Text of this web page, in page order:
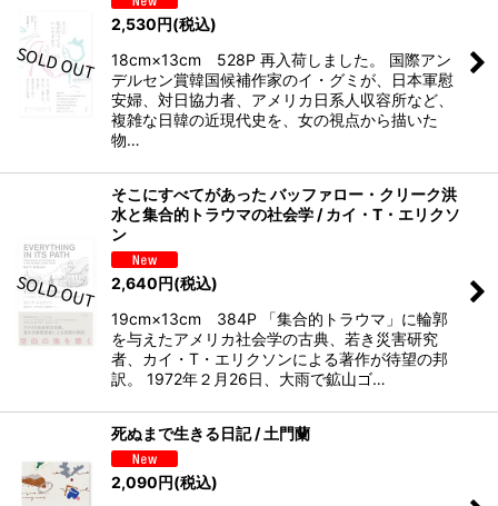
2,530円(税込)
18cm×13cm 528P 再入荷しました。 国際アン
デルセン賞韓国候補作家のイ・グミが、日本軍慰
安婦、対日協力者、アメリカ日系人収容所など、
複雑な日韓の近現代史を、女の視点から描いた
物…
そこにすべてがあった バッファロー・クリーク洪
水と集合的トラウマの社会学 / カイ・T・エリクソ
ン
2,640円(税込)
19cm×13cm 384P 「集合的トラウマ」に輪郭
を与えたアメリカ社会学の古典、若き災害研究
者、カイ・T・エリクソンによる著作が待望の邦
訳。 1972年２月26日、大雨で鉱山ゴ…
死ぬまで生きる日記 / 土門蘭
2,090円(税込)